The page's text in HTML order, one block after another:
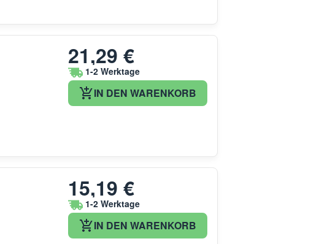
21,29 €
1-2 Werktage
IN DEN WARENKORB
15,19 €
1-2 Werktage
IN DEN WARENKORB